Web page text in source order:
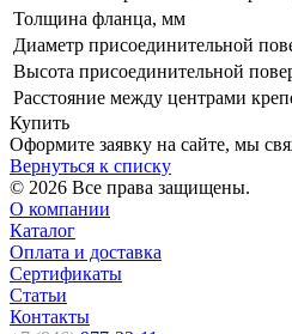
Толщина фланца, мм
Диаметр присоединительной
Высота присоединительной
Расстояние между центрами
Купить
Оформите заявку на сайте, мы
Вернуться к списку
© 2026 Все права защищены.
О компании
Каталог
Оплата и доставка
Сертификаты
Статьи
Контакты